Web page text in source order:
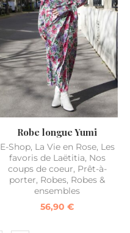
Robe longue Yumi
E-Shop, La Vie en Rose, Les
favoris de Laëtitia, Nos
coups de coeur, Prêt-à-
porter, Robes, Robes &
ensembles
56,90 €